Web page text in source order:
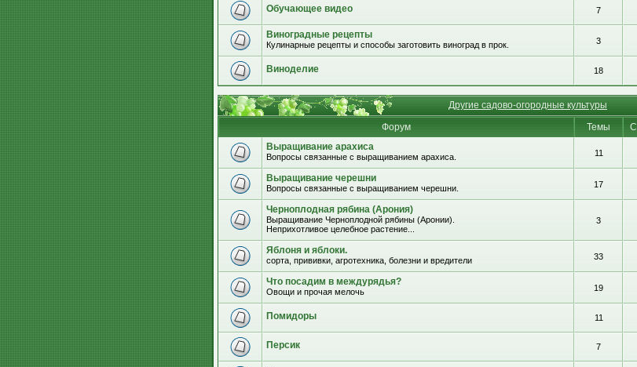
Обучающее видео 7
Виноградные рецепты
Кулинарные рецепты и способы заготовить виноград в прок. 3
Виноделие 18
Другие садово-огородные культуры
Форум
Темы
Выращивание арахиса
Вопросы связанные с выращиванием арахиса. 11
Выращивание черешни
Вопросы связанные с выращиванием черешни. 17
Черноплодная рябина (Арония)
Выращивание Черноплодной рябины (Аронии).
Неприхотливое целебное растение...
3
Яблоня и яблоки.
сорта, прививки, агротехника, болезни и вредители 33
Что посадим в междурядья?
Овощи и прочая мелочь 19
Помидоры 11
Персик 7